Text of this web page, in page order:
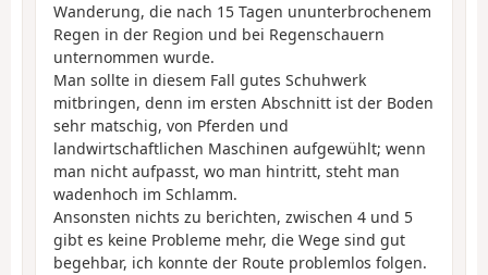
Wanderung, die nach 15 Tagen ununterbrochenem
Regen in der Region und bei Regenschauern
unternommen wurde.
Man sollte in diesem Fall gutes Schuhwerk
mitbringen, denn im ersten Abschnitt ist der Boden
sehr matschig, von Pferden und
landwirtschaftlichen Maschinen aufgewühlt; wenn
man nicht aufpasst, wo man hintritt, steht man
wadenhoch im Schlamm.
Ansonsten nichts zu berichten, zwischen 4 und 5
gibt es keine Probleme mehr, die Wege sind gut
begehbar, ich konnte der Route problemlos folgen.